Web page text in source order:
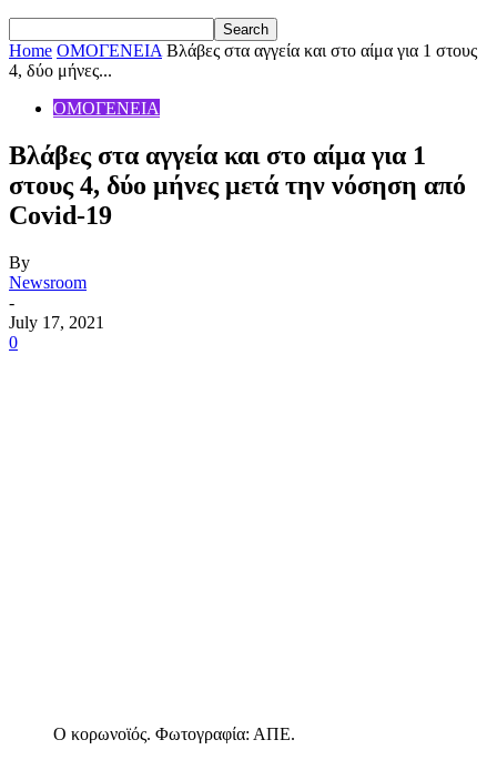
Home ΟΜΟΓΕΝΕΙΑ Βλάβες στα αγγεία και στο αίμα για 1 στους
4, δύο μήνες...
ΟΜΟΓΕΝΕΙΑ
Βλάβες στα αγγεία και στο αίμα για 1
στους 4, δύο μήνες μετά την νόσηση από
Covid-19
By
Newsroom
-
July 17, 2021
0
Ο κορωνοϊός. Φωτογραφία: ΑΠΕ.